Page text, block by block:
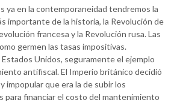
ya en la contemporaneidad tendremos la
importante de la historia, la Revolución de
francesa y la Revolución rusa. Las
germen las tasas impositivas.
Unidos, seguramente el ejemplo
antifiscal. El Imperio británico decidió
impopular que era la de subir los
para financiar el costo del mantenimiento